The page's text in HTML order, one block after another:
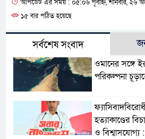
আপডেট এর সময় : ০৫:০৬ পূর্বাহ্ন, শনিবার, ২৬
১৫ বার পঠিত হয়েছে
সর্বশেষ সংবাদ
ওমানের সঙ্গে
পরিকল্পনা
হত্যাকাণ্ডের
ও বিশ্বাসযোগ্য :